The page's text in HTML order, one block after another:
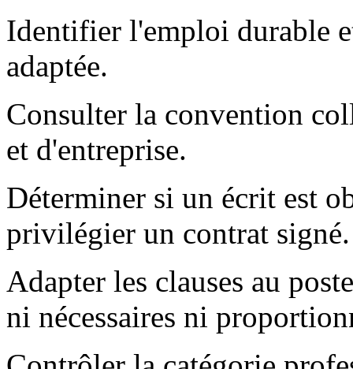
Identifier l'emploi durable
adaptée.
Consulter la convention
et d'entreprise.
Déterminer si un écrit est
privilégier un contrat signé.
Adapter les clauses au
ni nécessaires ni